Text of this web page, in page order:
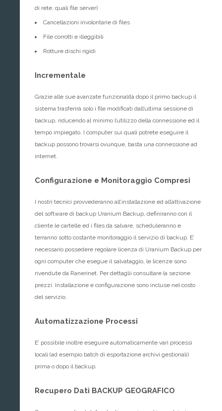
di rete, quali file server)
Cancellazioni involontarie di files
File corrotti e illeggibili
Rotture dischi rigidi
Incrementale
Grazie alle sue avanzate funzionalità dopo il primo backup il
sistema trasferirà solo i file modificati dall’ultima sessione di
backup, riducendo al minimo l’utilizzo della connessione ed il
tempo impiegato. I computer sui quali potrete eseguire il
backup possono trovarsi ovunque, basta una connessione ad
internet.
Configurazione e Monitoraggio Compresi
I nostri tecnici provvederanno all’installazione ed all’attivazione
del software di backup Uranium Backup, definiranno con il
cliente le cartelle ed i files da salvare, scheduleranno e
terranno sotto costante monitoraggio il servizio di backup. E’
necessario possedere regolare licenza di Uranium Backup per
ogni computer che esegue il salvataggio, le licenze sono
rivendute da Ranerinet. Per dettaglii consultare la sezione
prezzi. Installazione e configurazione sono incluse nel costo
del servizio.
Automatizzazione Processi
E’ possibile inoltre eseguire automaticamente vari processi
locali (ad esempio batch di esportazione archivi gestionali)
prima o dopo il backup.
Recupero Dati BACKUP GEOGRAFICO